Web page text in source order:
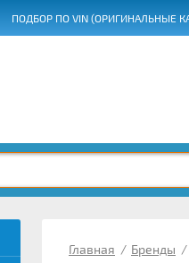
ПОДБОР ПО VIN (ОРИГИНАЛЬНЫЕ
Главная / Бренды /